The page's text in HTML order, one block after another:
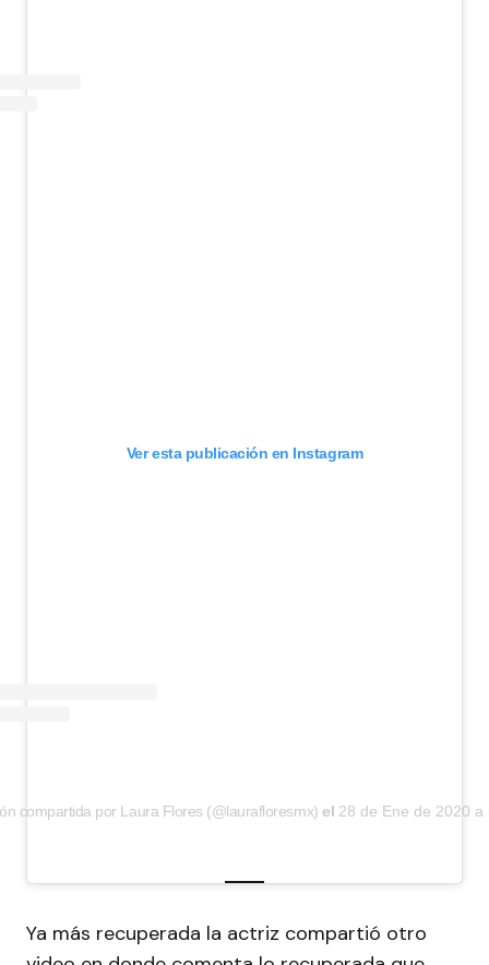
Ver esta publicación en Instagram
compartida por Laura Flores (@laurafloresmx) el 28 de Ene de 2020 a
Ya más recuperada la actriz compartió otro